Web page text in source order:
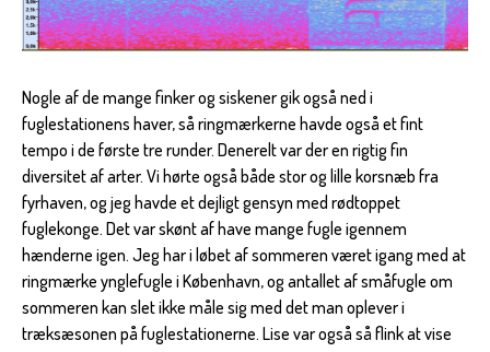
Nogle af de mange finker og siskener gik også ned i
fuglestationens haver, så ringmærkerne havde også et fint
tempo i de første tre runder. Denerelt var der en rigtig fin
diversitet af arter. Vi hørte også både stor og lille korsnæb fra
fyrhaven, og jeg havde et dejligt gensyn med rødtoppet
fuglekonge. Det var skønt af have mange fugle igennem
hænderne igen. Jeg har i løbet af sommeren været igang med at
ringmærke ynglefugle i København, og antallet af småfugle om
sommeren kan slet ikke måle sig med det man oplever i
træksæsonen på fuglestationerne. Lise var også så flink at vise